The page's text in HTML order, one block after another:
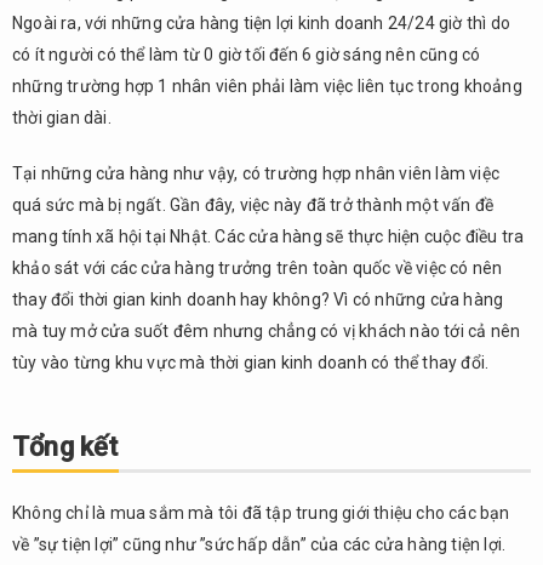
Ngoài ra, với những cửa hàng tiện lợi kinh doanh 24/24 giờ thì do
có ít người có thể làm từ 0 giờ tối đến 6 giờ sáng nên cũng có
những trường hợp 1 nhân viên phải làm việc liên tục trong khoảng
thời gian dài.
Tại những cửa hàng như vậy, có trường hợp nhân viên làm việc
quá sức mà bị ngất. Gần đây, việc này đã trở thành một vấn đề
mang tính xã hội tại Nhật. Các cửa hàng sẽ thực hiện cuộc điều tra
khảo sát với các cửa hàng trưởng trên toàn quốc về việc có nên
thay đổi thời gian kinh doanh hay không? Vì có những cửa hàng
mà tuy mở cửa suốt đêm nhưng chẳng có vị khách nào tới cả nên
tùy vào từng khu vực mà thời gian kinh doanh có thể thay đổi.
Tổng kết
Không chỉ là mua sắm mà tôi đã tập trung giới thiệu cho các bạn
về ”sự tiện lợi” cũng như ”sức hấp dẫn” của các cửa hàng tiện lợi.